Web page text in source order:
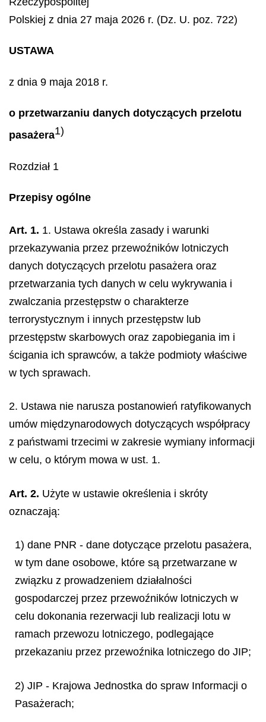
Polskiej z dnia 27 maja 2026 r. (Dz. U. poz. 722)
USTAWA
z dnia 9 maja 2018 r.
o przetwarzaniu danych dotyczących przelotu
pasażera1)
Rozdział 1
Przepisy ogólne
Art. 1. 1. Ustawa określa zasady i warunki
przekazywania przez przewoźników lotniczych
danych dotyczących przelotu pasażera oraz
przetwarzania tych danych w celu wykrywania i
zwalczania przestępstw o charakterze
terrorystycznym i innych przestępstw lub
przestępstw skarbowych oraz zapobiegania im i
ścigania ich sprawców, a także podmioty właściwe
w tych sprawach.
2. Ustawa nie narusza postanowień ratyfikowanych
umów międzynarodowych dotyczących współpracy
z państwami trzecimi w zakresie wymiany informacji
w celu, o którym mowa w ust. 1.
Art. 2. Użyte w ustawie określenia i skróty
oznaczają:
1) dane PNR - dane dotyczące przelotu pasażera,
w tym dane osobowe, które są przetwarzane w
związku z prowadzeniem działalności
gospodarczej przez przewoźników lotniczych w
celu dokonania rezerwacji lub realizacji lotu w
ramach przewozu lotniczego, podlegające
przekazaniu przez przewoźnika lotniczego do JIP;
2) JIP - Krajowa Jednostka do spraw Informacji o
Pasażerach;